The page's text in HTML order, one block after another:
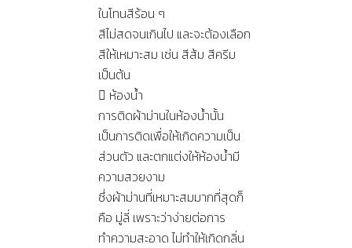
ในโทนสีร้อน ๆ
สีไม่สดจนเกินไป และจะต้องเลือก
สีให้เหมาะสม เช่น สีส้ม สีครีม
เป็นต้น
 ห้องน้ำ
การติดผ้าม่านในห้องน้ำนั้น
เป็นการติดเพื่อให้เกิดความเป็น
ส่วนตัว และตกแต่งให้ห้องน้ำมี
ความสวยงาม
ซึ่งผ้าม่านที่เหมาะสมมากที่สุดก็
คือ มู่ลี่ เพราะว่าง่ายต่อการ
ทำความสะอาด ไม่ทำให้เกิดกลิ่น